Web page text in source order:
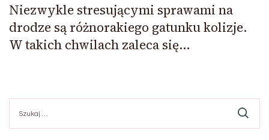
Niezwykle stresującymi sprawami na
drodze są różnorakiego gatunku kolizje.
W takich chwilach zaleca się…